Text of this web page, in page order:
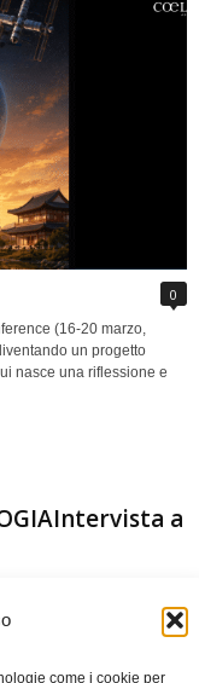
come i cookie per
0
(16-20 marzo,
un progetto
nasce una riflessione e
a